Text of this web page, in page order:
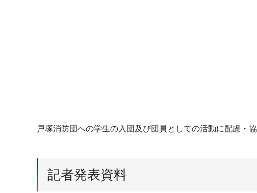
戸塚消防団への学生の入団及び団員としての活動に配慮・
記者発表資料